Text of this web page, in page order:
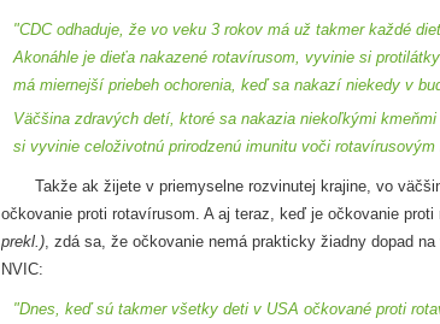
"CDC odhaduje, že vo veku 3 rokov má už takmer každé
Akonáhle je dieťa nakazené rotavírusom, vyvinie si
má miernejší priebeh ochorenia, keď sa nakazí niekedy v
Väčšina zdravých detí, ktoré sa nakazia niekoľkými
si vyvinie celoživotnú prirodzenú imunitu voči rotavírusovým
Takže ak žijete v priemyselne rozvinutej krajine, vo
očkovanie proti rotavírusom. A aj teraz, keď je očkovanie
prekl.), zdá sa, že očkovanie nemá prakticky žiadny dopad
NVIC:
"Dnes, keď sú takmer všetky deti v USA očkované proti